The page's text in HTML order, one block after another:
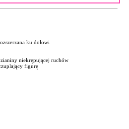
ku dołowi
niekrępującej ruchów
figurę